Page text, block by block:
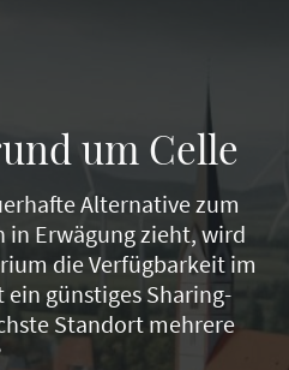
um Celle
Alternative zum
in Erwägung zieht, wird
die Verfügbarkeit im
ein günstiges Sharing-
Standort mehrere